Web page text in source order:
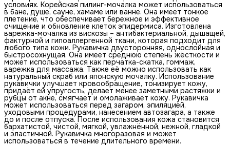
условиях. Корейская пилинг-мочалка может использоваться
в бане, душе, сауне, хамаме или ванне. Она имеет тонкое
плетение, что обеспечивает бережное и эффективное
очищение и обновление клеток эпидермиса. Изготовлена
варежка-мочалка из вискозы – антибактериальной, дышащей,
фактурной и гипоаллергенной ткани, которая подходит для
любого типа кожи. Рукавичка двусторонняя, однослойная и
быстросохнущая. Она имеет среднюю степень жёсткости и
может использоваться как перчатка-скатка, гоммаж,
варежка для массажа. Также её можно использовать как
натуральный скраб или японскую мочалку. Использование
рукавички улучшает кровообращение, тонизирует кожу,
придаёт ей упругость, делает менее заметными растяжки и
рубцы от акне, смягчает и омолаживает кожу. Рукавичка
может использоваться перед загаром, эпиляцией,
уходовыми процедурами, нанесением автозагара, а также
до и после отпуска. После использования кожа становится
бархатистой, чистой, мягкой, увлажнённой, нежной, гладкой
и эластичной. Рукавичка многоразовая и может
использоваться в течение длительного времени.